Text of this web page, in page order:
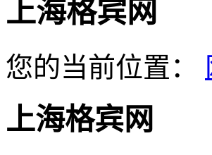
上海格宾网
您的当前位置：
上海格宾网